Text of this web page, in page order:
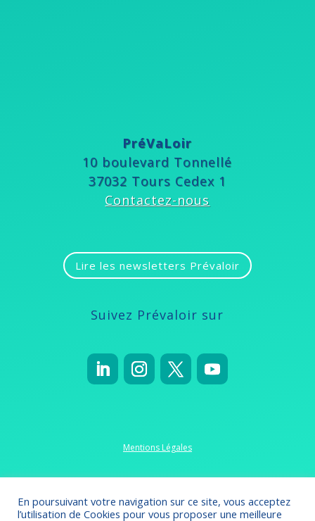
PréVaLoir
10 boulevard Tonnellé
37032 Tours Cedex 1
Contactez-nous
Lire les newsletters Prévaloir
Suivez Prévaloir sur
Mentions Légales
Politique de confidentialité
En poursuivant votre navigation sur ce site, vous acceptez
l’utilisation de Cookies pour vous proposer une meilleure